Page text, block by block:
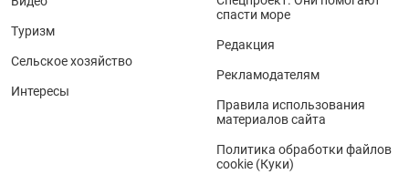
Туризм
Сельское хозяйство
Интересы
спасти море
Редакция
Рекламодателям
Правила использования
материалов сайта
Политика обработки файлов
cookie (Куки)